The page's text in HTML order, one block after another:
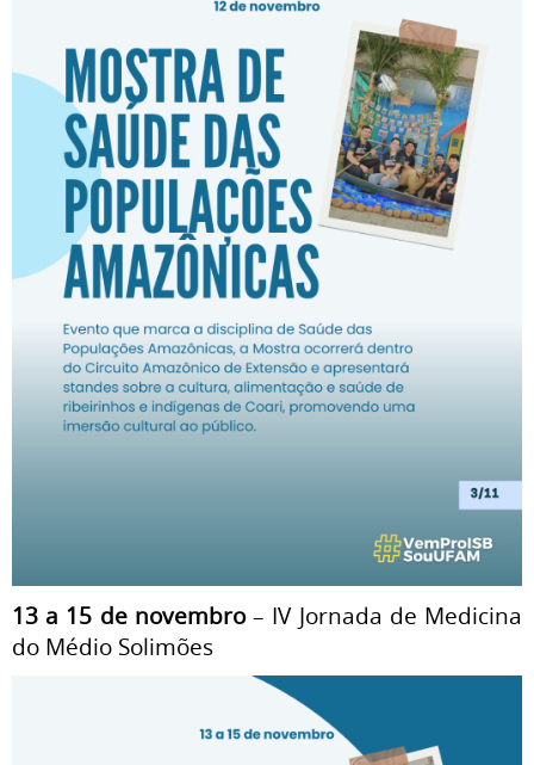
13 a 15 de novembro– IV Jornada de Medicina
do Médio Solimões